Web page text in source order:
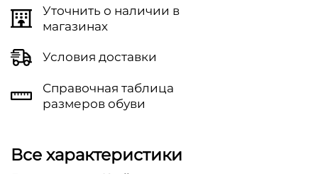
Уточнить о наличии в
магазинах
Условия доставки
Справочная таблица
размеров обуви
Все характеристики